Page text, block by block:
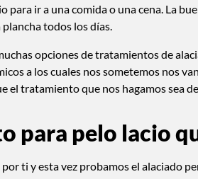
para ir a una comida o una cena. La
todos los días.
opciones de tratamientos de
a los cuales nos sometemos nos
el tratamiento que nos hagamos sea
para pelo lacio
ti y esta vez probamos el alaciado